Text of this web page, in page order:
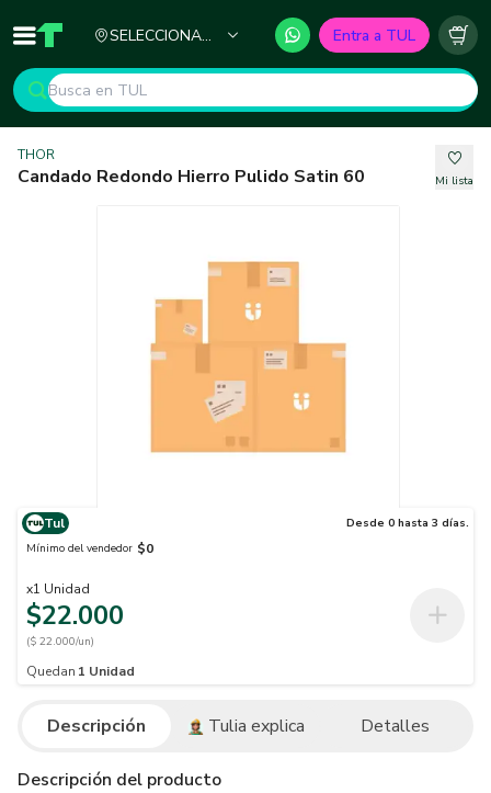
Inicio TUL - Tu Marketplace de Construcción
SELECCIONA
Entra a TUL
THOR
Candado Redondo Hierro Pulido Satin 60 Mi lista
Tul
Desde 0 hasta 3 días.
Mínimo del vendedor $0
x1 Unidad
$22.000
($ 22.000/un)
Quedan 1 Unidad
Descripción Tulia explica Detalles
Descripción del producto